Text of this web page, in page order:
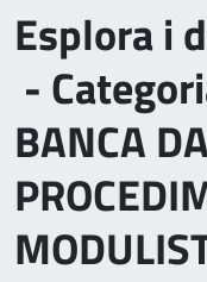
Esplora i
-
BANCA